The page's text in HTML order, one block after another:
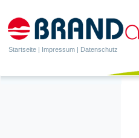
Startseite | Impressum | Datenschutz